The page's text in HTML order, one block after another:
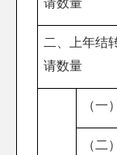
请数量
二、上年结
请数量
（一
（二